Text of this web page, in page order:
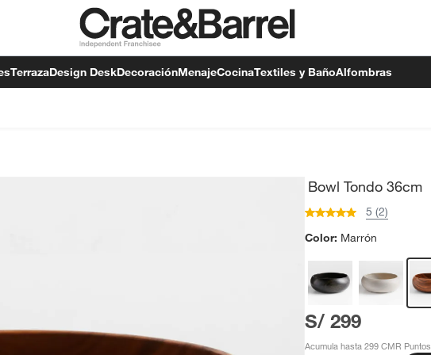
TerrazaDesign DeskDecoraciónMenajeCocinaTextiles y BañoAlfombras
Bowl Tondo 36cm
5 (2)
Color: Marrón
S/ 299
Acumula hasta 299 CMR Puntos